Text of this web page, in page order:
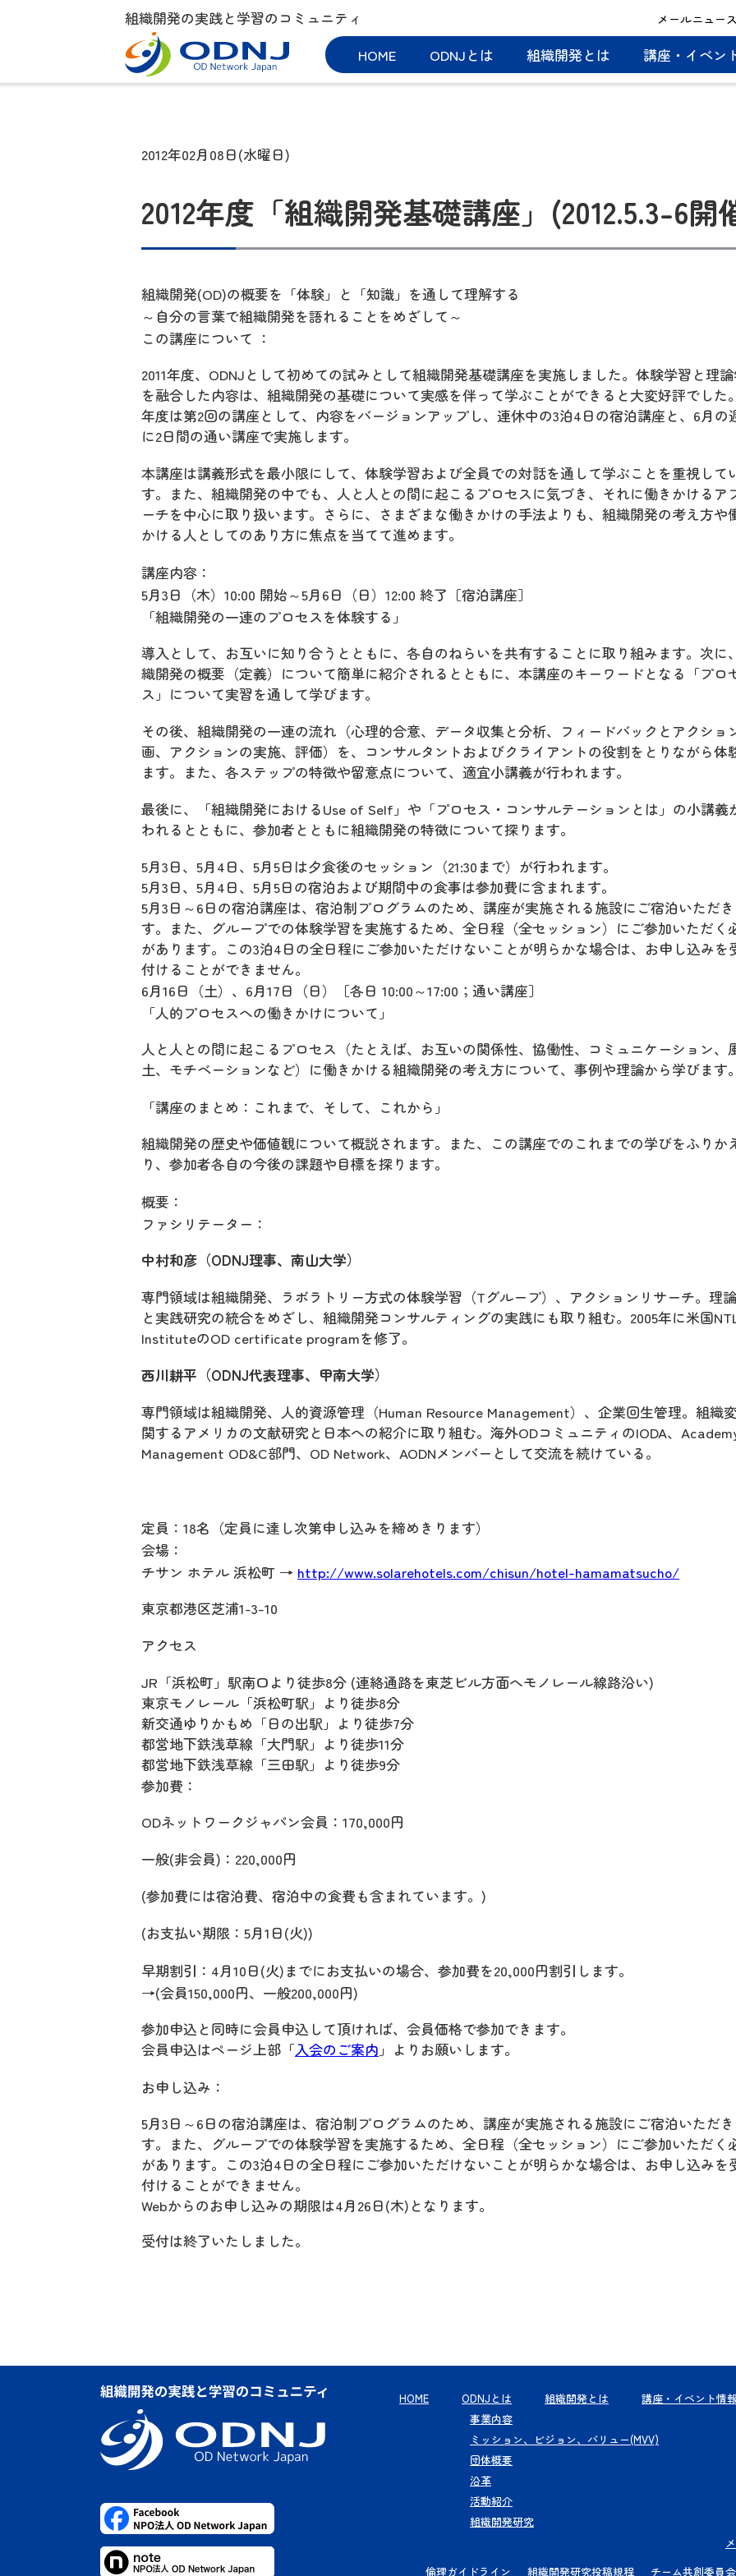
組織開発の実践と学習のコミュニティ メールニュース
HOME ODNJとは 組織開発とは 講座・イベン
2012年02月08日(水曜日)
2012年度「組織開発基礎講座」(2012.5.3-6開
組織開発(OD)の概要を「体験」と「知識」を通して理解する
～自分の言葉で組織開発を語れることをめざして～
この講座について ：
2011年度、ODNJとして初めての試みとして組織開発基礎講座を実施しました。体験学習と理
を融合した内容は、組織開発の基礎について実感を伴って学ぶことができると大変好評でした
年度は第2回の講座として、内容をバージョンアップし、連休中の3泊4日の宿泊講座と、6月の
に2日間の通い講座で実施します。
本講座は講義形式を最小限にして、体験学習および全員での対話を通して学ぶことを重視して
す。また、組織開発の中でも、人と人との間に起こるプロセスに気づき、それに働きかけるア
ーチを中心に取り扱います。さらに、さまざまな働きかけの手法よりも、組織開発の考え方や
かける人としてのあり方に焦点を当てて進めます。
講座内容：
5月3日（木）10:00 開始～5月6日（日）12:00 終了［宿泊講座］
「組織開発の一連のプロセスを体験する」
導入として、お互いに知り合うとともに、各自のねらいを共有することに取り組みます。次に
織開発の概要（定義）について簡単に紹介されるとともに、本講座のキーワードとなる「プロ
ス」について実習を通して学びます。
その後、組織開発の一連の流れ（心理的合意、データ収集と分析、フィードバックとアクショ
画、アクションの実施、評価）を、コンサルタントおよびクライアントの役割をとりながら体
ます。また、各ステップの特徴や留意点について、適宜小講義が行われます。
最後に、「組織開発におけるUse of Self」や「プロセス・コンサルテーションとは」の小講義
われるとともに、参加者とともに組織開発の特徴について探ります。
5月3日、5月4日、5月5日は夕食後のセッション（21:30まで）が行われます。
5月3日、5月4日、5月5日の宿泊および期間中の食事は参加費に含まれます。
5月3日～6日の宿泊講座は、宿泊制プログラムのため、講座が実施される施設にご宿泊いただき
す。また、グループでの体験学習を実施するため、全日程（全セッション）にご参加いただく
があります。この3泊4日の全日程にご参加いただけないことが明らかな場合は、お申し込みを
付けることができません。
6月16日（土）、6月17日（日）［各日 10:00～17:00；通い講座］
「人的プロセスへの働きかけについて」
人と人との間に起こるプロセス（たとえば、お互いの関係性、協働性、コミュニケーション、
土、モチベーションなど）に働きかける組織開発の考え方について、事例や理論から学びます。
「講座のまとめ：これまで、そして、これから」
組織開発の歴史や価値観について概説されます。また、この講座でのこれまでの学びをふりか
り、参加者各自の今後の課題や目標を探ります。
概要：
ファシリテーター：
中村和彦（ODNJ理事、南山大学）
専門領域は組織開発、ラボラトリー方式の体験学習（Tグループ）、アクションリサーチ。理
と実践研究の統合をめざし、組織開発コンサルティングの実践にも取り組む。2005年に米国
InstituteのOD certificate programを修了。
西川耕平（ODNJ代表理事、甲南大学）
専門領域は組織開発、人的資源管理（Human Resource Management）、企業回生管理。組織
関するアメリカの文献研究と日本への紹介に取り組む。海外ODコミュニティのIODA、
Management OD&C部門、OD Network、AODNメンバーとして交流を続けている。
定員：18名（定員に達し次第申し込みを締めきります）
会場：
チサン ホテル 浜松町 → http://www.solarehotels.com/chisun/hotel-hamamatsucho/
東京都港区芝浦1-3-10
アクセス
JR「浜松町」駅南口より徒歩8分 (連絡通路を東芝ビル方面へモノレール線路沿い)
東京モノレール「浜松町駅」より徒歩8分
新交通ゆりかもめ「日の出駅」より徒歩7分
都営地下鉄浅草線「大門駅」より徒歩11分
都営地下鉄浅草線「三田駅」より徒歩9分
参加費：
ODネットワークジャパン会員：170,000円
一般(非会員)：220,000円
(参加費には宿泊費、宿泊中の食費も含まれています。)
(お支払い期限：5月1日(火))
早期割引：4月10日(火)までにお支払いの場合、参加費を20,000円割引します。
→(会員150,000円、一般200,000円)
参加申込と同時に会員申込して頂ければ、会員価格で参加できます。
会員申込はページ上部「入会のご案内 」よりお願いします。
お申し込み：
5月3日～6日の宿泊講座は、宿泊制プログラムのため、講座が実施される施設にご宿泊いただき
す。また、グループでの体験学習を実施するため、全日程（全セッション）にご参加いただく
があります。この3泊4日の全日程にご参加いただけないことが明らかな場合は、お申し込みを
付けることができません。
Webからのお申し込みの期限は4月26日(木)となります。
受付は終了いたしました。
HOME
ODNJとは
事業内容
ミッション、ビジョン、バリュー(MVV)
団体概要
沿革
活動紹介
組織開発研究
組織開発とは 講座・イベント情
倫理ガイドライン
組織開発研究投稿規程 チーム共創委員